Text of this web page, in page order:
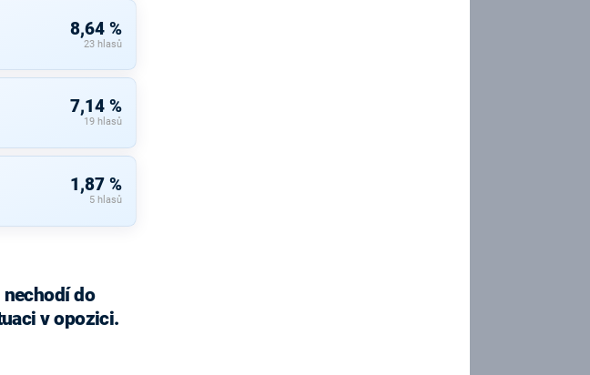
8,64 %
23 hlasů
7,14 %
19 hlasů
1,87 %
5 hlasů
do
v opozici.